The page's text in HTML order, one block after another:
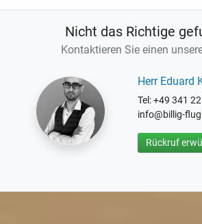
Nicht das Richtige
Kontaktieren Sie einen
Herr Eduard
Tel: +49 341
info@billig-
Rückruf